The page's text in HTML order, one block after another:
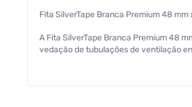
Fita SilverTape Branca Premium 48 mm
A Fita SilverTape Branca Premium 48
vedação de tubulações de ventilação